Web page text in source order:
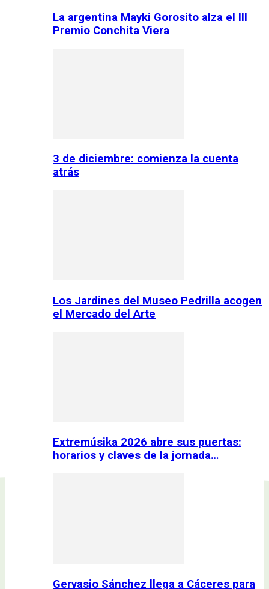
La argentina Mayki Gorosito alza el III
Premio Conchita Viera
3 de diciembre: comienza la cuenta
atrás
Los Jardines del Museo Pedrilla acogen
el Mercado del Arte
Extremúsika 2026 abre sus puertas:
horarios y claves de la jornada…
Gervasio Sánchez llega a Cáceres para